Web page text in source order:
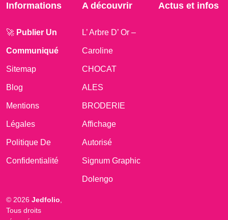
Informations
🚀 Publier Un
Communiqué
Sitemap
Blog
Mentions
Légales
Politique De
Confidentialité
© 2026 Jedfolio
Tous droits
A découvrir
L’ Arbre D’ Or –
Caroline
CHOCAT
ALES
BRODERIE
Affichage
Autorisé
Signum Graphic
Dolengo
Actus et infos